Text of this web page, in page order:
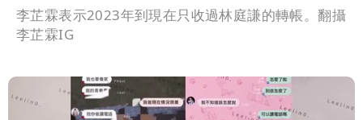
李芷霖表示2023年到現在只收過林庭謙的轉帳。翻攝
李芷霖IG